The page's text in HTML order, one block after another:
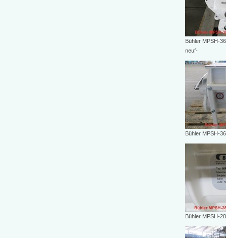
Bühler MPSH-
neuf-
Bühler MPSH-
Bühler MPSH-